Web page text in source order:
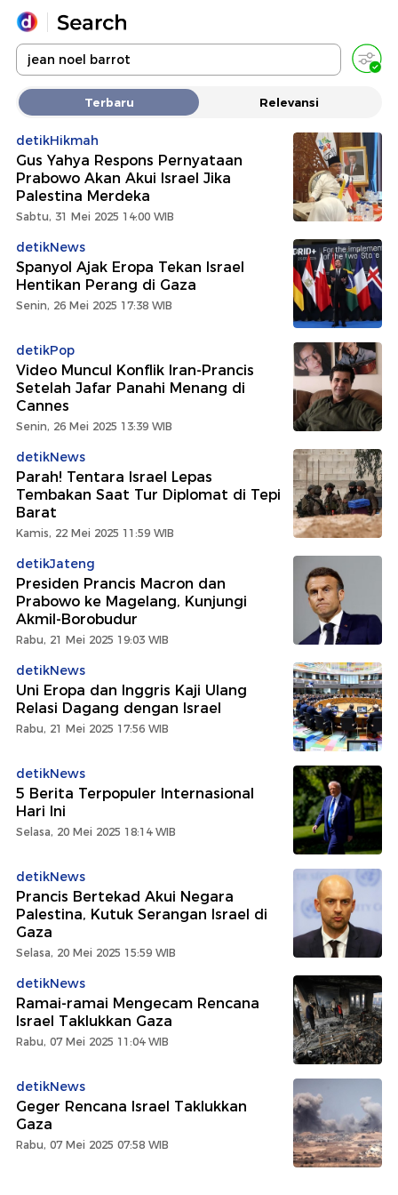
Yang sedang ramai dicari
Loading...
Promoted
Terakhir yang dicari
Terbaru Relevansi
detikHikmah
Gus Yahya Respons Pernyataan
Prabowo Akan Akui Israel Jika
Palestina Merdeka
Sabtu, 31 Mei 2025 14:00 WIB
detikNews
Spanyol Ajak Eropa Tekan Israel
Hentikan Perang di Gaza
Senin, 26 Mei 2025 17:38 WIB
detikPop
Video Muncul Konflik Iran-Prancis
Setelah Jafar Panahi Menang di
Cannes
Senin, 26 Mei 2025 13:39 WIB
detikNews
Parah! Tentara Israel Lepas
Tembakan Saat Tur Diplomat di Tepi
Barat
Kamis, 22 Mei 2025 11:59 WIB
detikJateng
Presiden Prancis Macron dan
Prabowo ke Magelang, Kunjungi
Akmil-Borobudur
Rabu, 21 Mei 2025 19:03 WIB
detikNews
Uni Eropa dan Inggris Kaji Ulang
Relasi Dagang dengan Israel
Rabu, 21 Mei 2025 17:56 WIB
detikNews
5 Berita Terpopuler Internasional
Hari Ini
Selasa, 20 Mei 2025 18:14 WIB
detikNews
Prancis Bertekad Akui Negara
Palestina, Kutuk Serangan Israel di
Gaza
Selasa, 20 Mei 2025 15:59 WIB
detikNews
Ramai-ramai Mengecam Rencana
Israel Taklukkan Gaza
Rabu, 07 Mei 2025 11:04 WIB
detikNews
Geger Rencana Israel Taklukkan
Gaza
Rabu, 07 Mei 2025 07:58 WIB